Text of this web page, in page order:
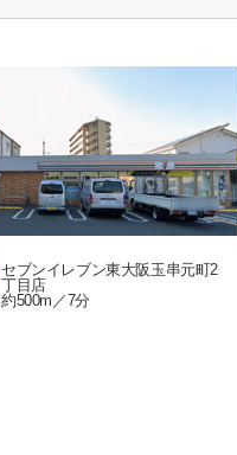
セブンイレブン東大阪玉串元町2
丁目店
約500m／7分